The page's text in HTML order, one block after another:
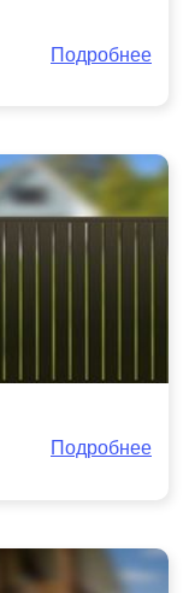
Подробнее
Подробнее